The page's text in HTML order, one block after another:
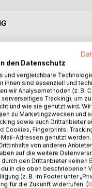
für Stärke.
alles infrage stellt.
Verschlossen. Und
zieht Emma in eine
wird.
nicht plötzlich.
Schritt für Schritt.
den Datenschutz
und vergleichbare
ihnen sind essenziell und
wir Analysemethoden (z. B.
Tracking), um
und wie sie genutzt wird.
zu Marketingzwecken und
sowie auch Drittanbieter
Cookies, Fingerprints,
Adressen genutzt werden.
von anderen
auf die weitere
den Drittanbieter keinen
in die oben beschriebenen
(z. B. im Footer unter
für die Zukunft widerrufen. (